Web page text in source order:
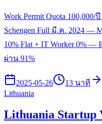
Work Permit Quota
Schengen Full มี.ค. 2024 —
10% Flat + IT Worker 0% —
ผ่าน 91%
2025-05-26
13 นาที
Lithuania
Lithuania Startup